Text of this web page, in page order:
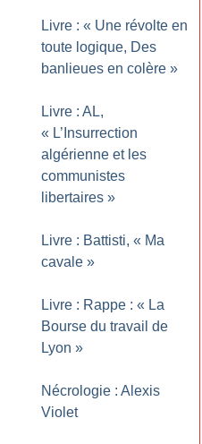
Livre : « Une révolte en
toute logique, Des
banlieues en colère »
Livre : AL,
« L’Insurrection
algérienne et les
communistes
libertaires »
Livre : Battisti, « Ma
cavale »
Livre : Rappe : « La
Bourse du travail de
Lyon »
Nécrologie : Alexis
Violet